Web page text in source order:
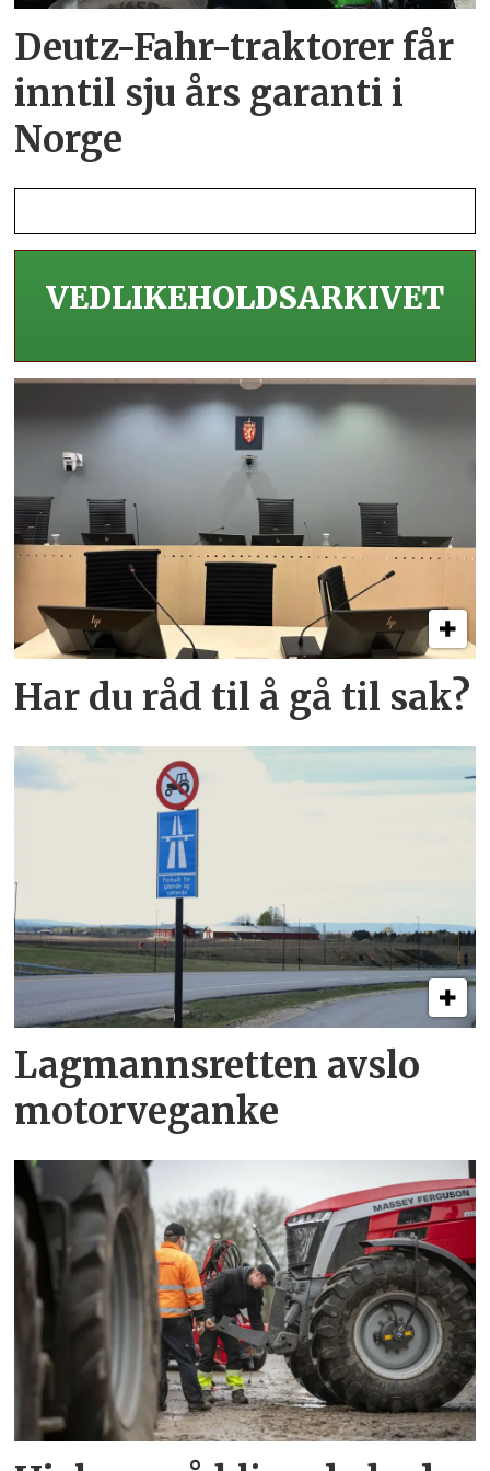
Deutz-Fahr-traktorer får
inntil sju års garanti i
Norge
VEDLIKEHOLDS­ARKIVET
Har du råd til å gå til sak?
Lagmannsretten avslo
motorveganke